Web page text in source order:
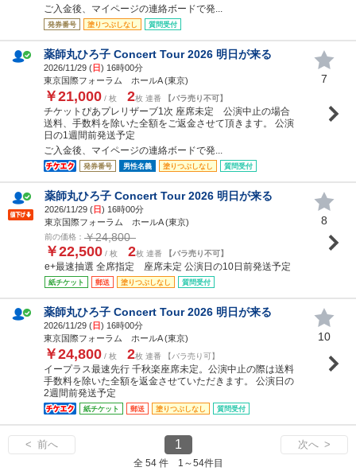
ご入金後、マイページの連絡ボードで発...
発券番号 塗りつぶしなし 質問受付
薬師丸ひろ子 Concert Tour 2026 明日が来る
2026/11/29 (日) 16時00分
東京国際フォーラム ホールA (東京)
￥21,000 / 枚 2枚 連番 【バラ売り不可】
チケットぴあプレリザーブ1次 座席未定 公演中止の場合
送料、手数料を除いた全額をご返金させて頂きます。 公演
日の1週間前発送予定
ご入金後、マイページの連絡ボードで発...
発券番号 男性名義 塗りつぶしなし 質問受付
7
薬師丸ひろ子 Concert Tour 2026 明日が来る
2026/11/29 (日) 16時00分
東京国際フォーラム ホールA (東京)
前の価格： ￥24,800
￥22,500 / 枚 2枚 連番 【バラ売り不可】
e+最速抽選 全席指定 座席未定 公演日の10日前発送予定
紙チケット 郵送 塗りつぶしなし 質問受付
8
薬師丸ひろ子 Concert Tour 2026 明日が来る
2026/11/29 (日) 16時00分
東京国際フォーラム ホールA (東京)
￥24,800 / 枚 2枚 連番 【バラ売り可】
イープラス最速先行 千秋楽座席未定。公演中止の際は送料
手数料を除いた全額を返金させていただきます。 公演日の
2週間前発送予定
紙チケット 郵送 塗りつぶしなし 質問受付
10
< 前へ 1 次へ >
全 54 件 1～54件目